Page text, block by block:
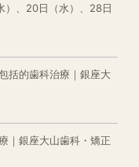
、20日（水）、28日
括的歯科治療｜銀座大
｜銀座大山歯科・矯正